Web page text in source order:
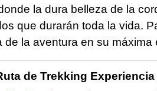
la dura belleza de la
que durarán toda la vida.
de la aventura en su máxima
de Trekking Experiencia